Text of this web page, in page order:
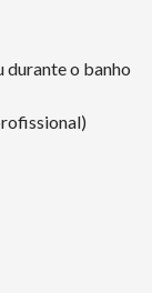
durante o banho